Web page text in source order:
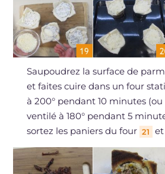
Saupoudrez la surface de
et faites cuire dans un four
à 200° pendant 10 minutes
ventilé à 180° pendant 5
sortez les paniers du four 21 et